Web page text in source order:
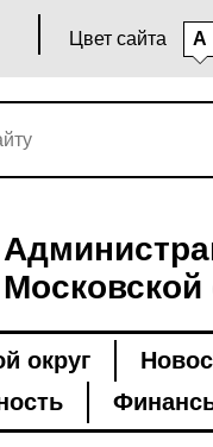
Цвет сайта A
Московской
округ